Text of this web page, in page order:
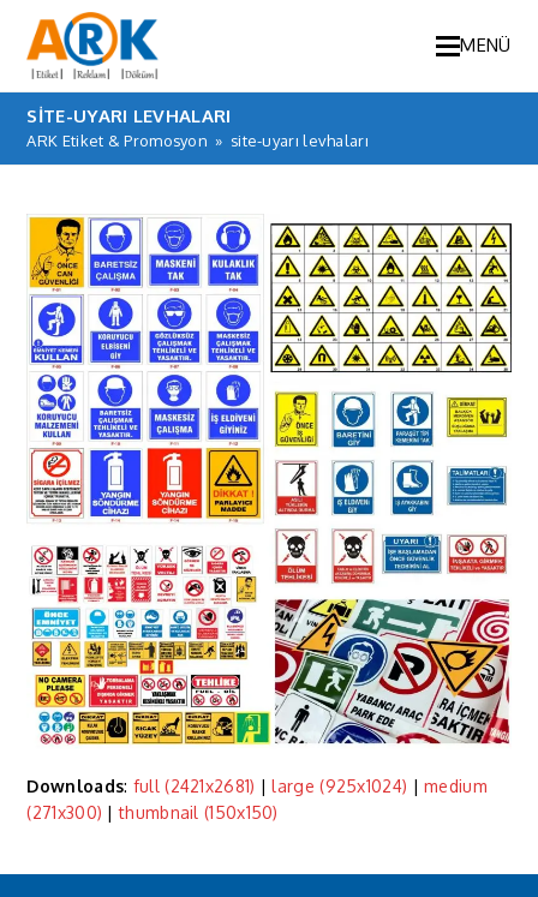
MENÜ
SITE-UYARI LEVHALARI
ARK Etiket & Promosyon » site-uyarı levhaları
Downloads: full (2421x2681) |large (925x1024) |medium
(271x300) |thumbnail (150x150)